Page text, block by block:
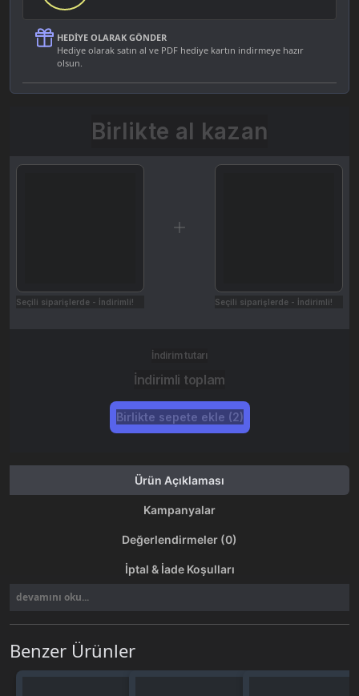
HEDIYE OLARAK GÖNDER
Hediye olarak satın al ve PDF hediye kartın indirmeye hazır
olsun.
Birlikte al kazan
Seçili siparişlerde - İndirimli! Seçili siparişlerde - İndirimli!
İndirim tutarı
İndirimli toplam
Birlikte sepete ekle (2)
Ürün Açıklaması
Kampanyalar
Değerlendirmeler (0)
İptal & İade Koşulları
devamını oku...
Benzer Ürünler